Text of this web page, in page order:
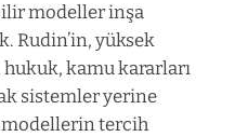
modeller inşa
Rudin’in, yüksek
kamu kararları
sistemler yerine
tercih